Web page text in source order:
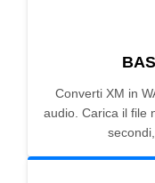
Converti XM in
audio. Carica il file